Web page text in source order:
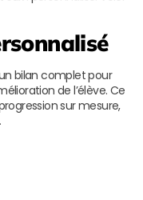
bilan complet pour
de l’élève. Ce
sur mesure,